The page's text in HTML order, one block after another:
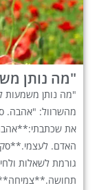
"מה נותן
"מה נותן משמעות
מהשרוול: "אהבה.
את
האדם.
גורמת לשאלות